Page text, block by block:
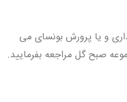
و یا پرورش بونسای می
صبح گل مراجعه بفرمایید.